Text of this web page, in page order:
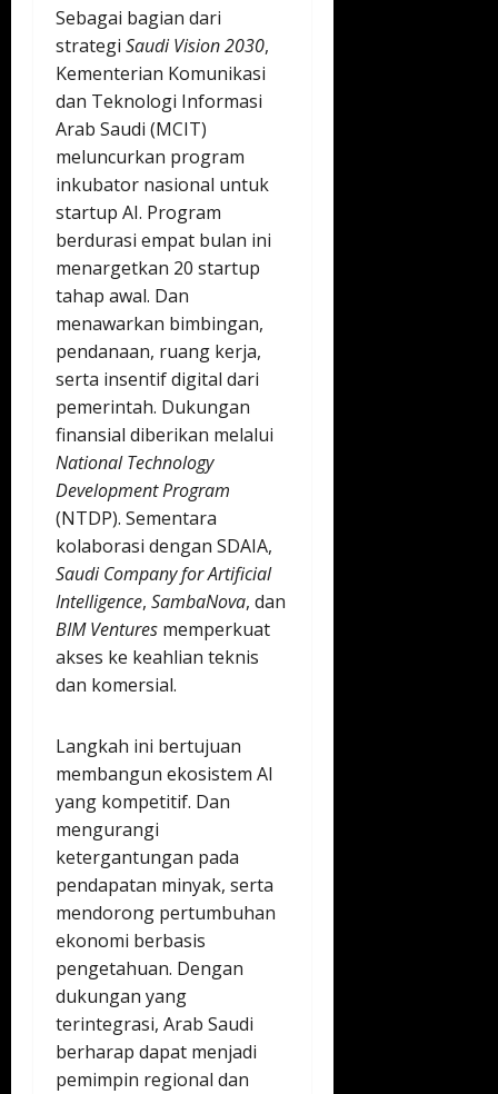
Sebagai bagian dari
strategi Saudi Vision 2030,
Kementerian Komunikasi
dan Teknologi Informasi
Arab Saudi (MCIT)
meluncurkan program
inkubator nasional untuk
startup AI. Program
berdurasi empat bulan ini
menargetkan 20 startup
tahap awal. Dan
menawarkan bimbingan,
pendanaan, ruang kerja,
serta insentif digital dari
pemerintah. Dukungan
finansial diberikan melalui
National Technology
Development Program
(NTDP). Sementara
kolaborasi dengan SDAIA,
Saudi Company for Artificial
Intelligence, SambaNova, dan
BIM Ventures memperkuat
akses ke keahlian teknis
dan komersial.
Langkah ini bertujuan
membangun ekosistem AI
yang kompetitif. Dan
mengurangi
ketergantungan pada
pendapatan minyak, serta
mendorong pertumbuhan
ekonomi berbasis
pengetahuan. Dengan
dukungan yang
terintegrasi, Arab Saudi
berharap dapat menjadi
pemimpin regional dan